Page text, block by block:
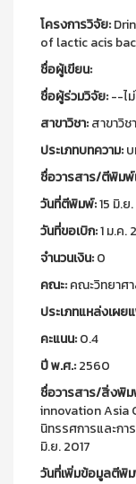
โครงการวิจัย:
of lactic acis
ชื่อผู้เขียน:
ชื่อผู้ร่วมวิจัย:--ไ
สาขาวิชา:สาขาวิช
ประเภทบทความ:
ชื่อวารสาร/ตีพิม
วันที่ตีพิมพ์:15 มิ.
วันที่ขอเบิก:1 ม.ค.
จำนวนเงิน:0
คณะ:คณะวิทยาศ
ประเภทแหล่งเผย
คะแนน:0.4
ปี พ.ศ.:2560
ชื่อวารสาร/สิ่งพิ
innovation Asia
นิทรรศการและกา
มิ.ย. 2017
วันที่เพิ่มข้อมูลตีพิ